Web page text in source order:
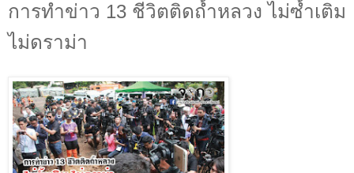
การทำข่าว 13 ชีวิตติดถ้ำหลวง ไม่ซ้ำเติม
ไม่ดราม่า